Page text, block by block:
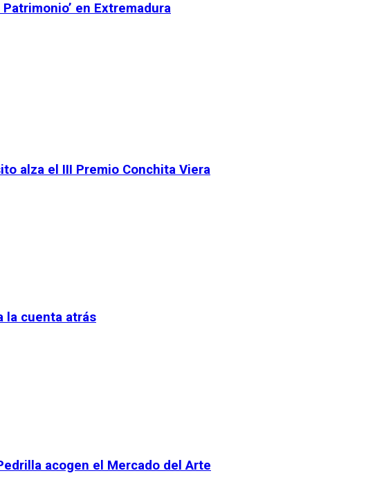
en Extremadura
alza el III Premio Conchita Viera
la cuenta atrás
acogen el Mercado del Arte